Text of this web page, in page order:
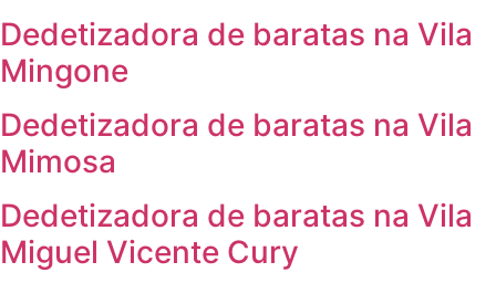
Dedetizadora de baratas na Vila
Mingone
Dedetizadora de baratas na Vila
Mimosa
Dedetizadora de baratas na Vila
Miguel Vicente Cury